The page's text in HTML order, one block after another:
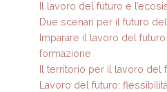
Il lavoro del futuro e
Due scenari per il futuro
Imparare il lavoro del
formazione
Il territorio per il lavoro del
Lavoro del futuro: